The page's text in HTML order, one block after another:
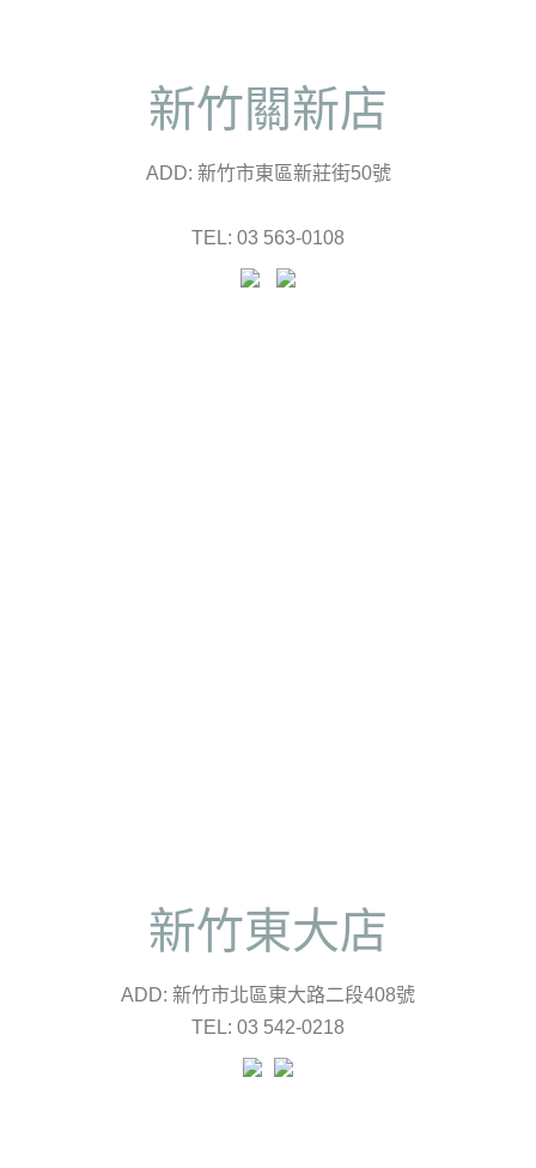
新竹關新店
ADD: 新竹市東區新莊街50號
TEL: 03 563-0108
新竹東大店
ADD: 新竹市北區東大路二段408號
TEL: 03 542-0218